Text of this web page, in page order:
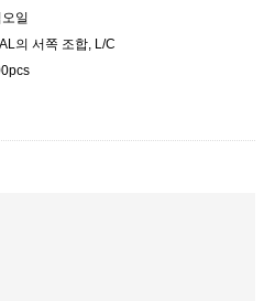
일
의 서쪽 조합, L/C